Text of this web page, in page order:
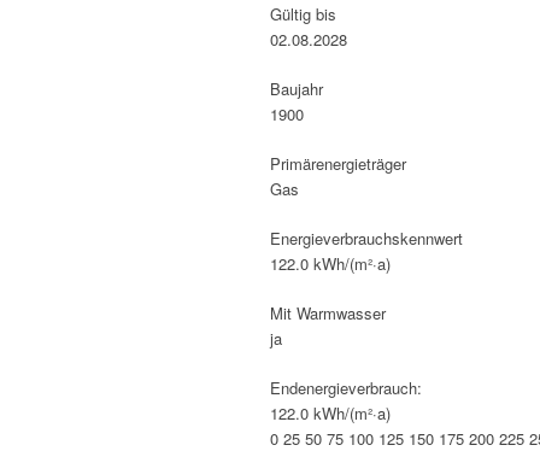
Gültig bis
02.08.2028
Baujahr
1900
Primärenergieträger
Gas
Energie­verbrauchs­kennwert
122.0 kWh/(m²·a)
Mit Warmwasser
ja
Endenergieverbrauch:
122.0 kWh/(m²·a)
0 25 50 75 100 125 150 175 200 225